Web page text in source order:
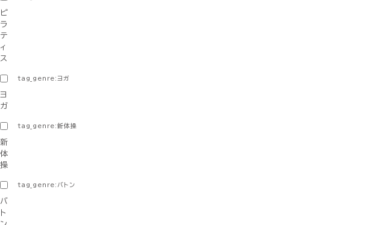
ピ
ラ
テ
ィ
ス
tag_genre:ヨガ
ヨ
ガ
tag_genre:新体操
新
体
操
tag_genre:バトン
バ
ト